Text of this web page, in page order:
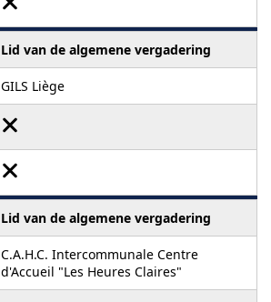
Lid van de algemene vergadering
GILS Liège
Lid van de algemene vergadering
C.A.H.C. Intercommunale Centre
d'Accueil "Les Heures Claires"